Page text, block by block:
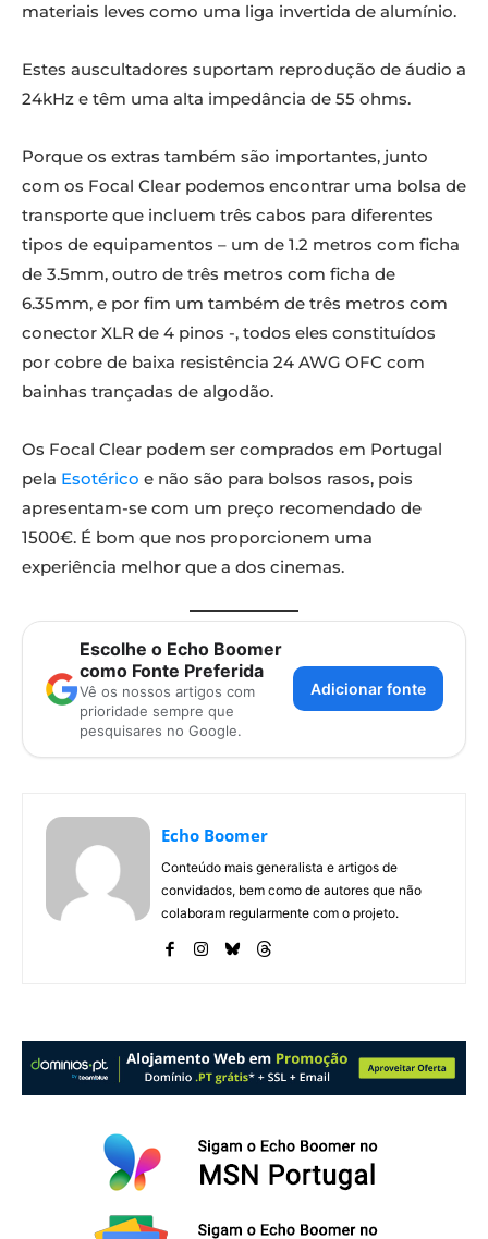
materiais leves como uma liga invertida de alumínio.
Estes auscultadores suportam reprodução de áudio a
24kHz e têm uma alta impedância de 55 ohms.
Porque os extras também são importantes, junto
com os Focal Clear podemos encontrar uma bolsa de
transporte que incluem três cabos para diferentes
tipos de equipamentos – um de 1.2 metros com ficha
de 3.5mm, outro de três metros com ficha de
6.35mm, e por fim um também de três metros com
conector XLR de 4 pinos -, todos eles constituídos
por cobre de baixa resistência 24 AWG OFC com
bainhas trançadas de algodão.
Os Focal Clear podem ser comprados em Portugal
pela Esotérico e não são para bolsos rasos, pois
apresentam-se com um preço recomendado de
1500€. É bom que nos proporcionem uma
experiência melhor que a dos cinemas.
Escolhe o Echo Boomer
como Fonte Preferida
Vê os nossos artigos com
prioridade sempre que
pesquisares no Google.
Adicionar fonte
Echo Boomer
Conteúdo mais generalista e artigos de
convidados, bem como de autores que não
colaboram regularmente com o projeto.